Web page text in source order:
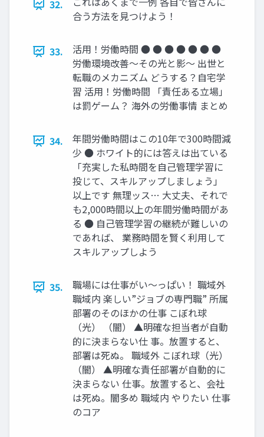
32.
合う方法を見つけよう！
33.
活用！労働時間 ● ● ● ● ● ● ●
労働環境改善～その光と影～ 出世と
転職のメカニズム どうする？自宅学
習 活用！労働時間 「責任ある立場」
は罰ゲーム？ 海外の労働事情 まとめ
34.
年間労働時間はこの10年で300時間減
少 ● ホワイト的には答えは出ている
「充実した私時間を自己管理学習に
投じて、スキルアップしましょう」
以上です 無理ッス… 大丈夫、それで
も2,000時間以上の年間労働時間があ
る ● 自己管理学習の継続が難しいの
であれば、 業務時間を賢く利用して
スキルアップしよう
35.
職場には仕事がい〜っぱい！ 職域外
職域内 楽しい”ジョブの専門職” 所属
部署のそのほかの仕事 こぼれ球
（光） （闇） ▲明確な担当者が自動
的に決まらない仕 事。放置すると、
部署は死ぬ。 職域外 こぼれ球（光）
（闇） ▲明確な責任部署が自動的に
決まらない 仕事。放置すると、会社
は死ぬ。闇多め 職域内 やりたい 仕事
のコア